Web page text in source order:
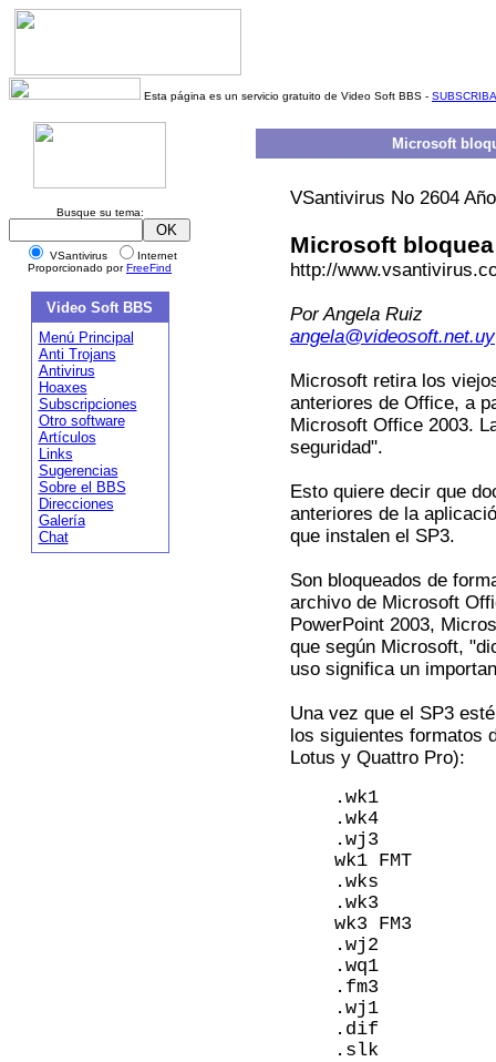
Esta página es un servicio gratuito de Video Soft BBS -
Busque su tema:
VSantivirus
Internet
Proporcionado porFreeFind
Video Soft BBS
Menú Principal
Anti Trojans
Antivirus
Hoaxes
Subscripciones
Otro software
Artículos
Links
Sugerencias
Sobre el BBS
Direcciones
Galería
Chat
Microsoft
VSantivirus No 2604
Microsoft
http://
Por Angela Ruiz
angela@videosoft.net.uy
Microsoft retira los
anteriores de Office, a
Microsoft Office 2003.
seguridad".
Esto quiere decir que
anteriores de la
que instalen el SP3.
Son bloqueados de
archivo de Microsoft
PowerPoint 2003,
que según Microsoft,
uso significa un
Una vez que el SP3
los siguientes formatos
Lotus y Quattro Pro):
.wk1
.wk4
.wj3
wk1 FMT
.wks
.wk3
wk3 FM3
.wj2
.wq1
.fm3
.wj1
.dif
.slk